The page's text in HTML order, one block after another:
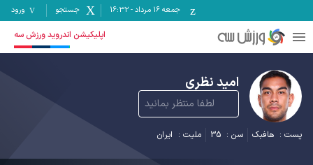
جمعه ۱۶ مرداد -
16:32 جستجو ورود
اپلیکیشن اندروید ورزش سه
امید نظری
لطفا منتظر بمانید
پست : هافبک سن : 35 ملیت : ایران